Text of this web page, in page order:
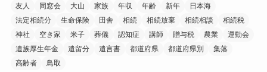
友人
同窓会 大山 家族 年収 年齢 新年
日本海
法定相続分
生命保険 田舎 相続 相続放棄 相続相談
相続税
神社
空き家 米子 葬儀 認知症 講師 贈与税 農業
運動会
遺族厚生年金
遺留分 遺言書 都道府県 都道府県別
集落
高齢者
鳥取